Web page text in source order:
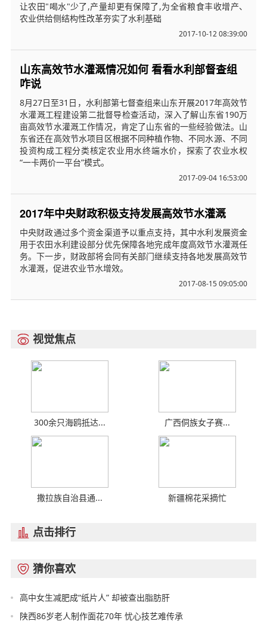
让农田"喝水"少了,产量却更有保障了,为全省粮食丰收增产、
农业供给侧结构性改革夯实了水利基础
2017-10-12 08:39:00
山东高效节水灌溉情况如何 看看水利部督查组
咋说
8月27日至31日，水利部第七督查组来山东开展2017年高效节
水灌溉工程建设第二批督导检查活动，深入了解山东省190万
亩高效节水灌溉工作情况，肯定了山东省的一些经验做法。山
东省还在高效节水项目区根据不同种植作物、不同水源、不同
投资构成工程分类核定农业用水终端水价，探索了农业水权
“一卡两价一平台”模式。
2017-09-04 16:53:00
2017年中央财政积极支持发展高效节水灌溉
中央财政通过多个资金渠道予以重点支持，其中水利发展资金
用于农田水利建设部分优先保障各地完成年度高效节水灌溉任
务。下一步，财政部将会同有关部门继续支持各地发展高效节
水灌溉，促进农业节水增效。
2017-08-15 09:05:00
 视觉焦点
300余只海鸥抵达... 广西侗族女子赛...
撒拉族自治县通... 新疆棉花采摘忙
 点击排行
 猜你喜欢
高中女生减肥成“纸片人” 却被查出脂肪肝
陕西86岁老人制作面花70年 忧心技艺难传承